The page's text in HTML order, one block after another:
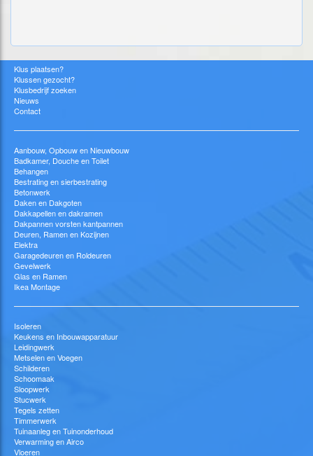
Klus plaatsen?
Klussen gezocht?
Klusbedrijf zoeken
Nieuws
Contact
Aanbouw, Opbouw en Nieuwbouw
Badkamer, Douche en Toilet
Behangen
Bestrating en sierbestrating
Betonwerk
Daken en Dakgoten
Dakkapellen en dakramen
Dakpannen vorsten kantpannen
Deuren, Ramen en Kozijnen
Elektra
Garagedeuren en Roldeuren
Gevelwerk
Glas en Ramen
Ikea Montage
Isoleren
Keukens en Inbouwapparatuur
Leidingwerk
Metselen en Voegen
Schilderen
Schoomaak
Sloopwerk
Stucwerk
Tegels zetten
Timmerwerk
Tuinaanleg en Tuinonderhoud
Verwarming en Airco
Vloeren